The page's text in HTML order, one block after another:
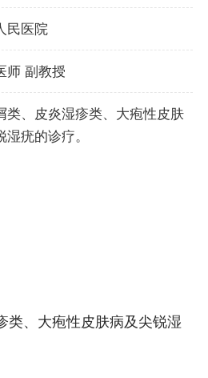
民医院
师 副教授
类、皮炎湿疹类、大疱性皮肤
湿疣的诊疗。
类、大疱性皮肤病及尖锐湿